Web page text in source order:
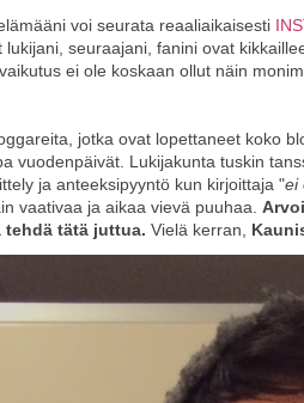
voi seurata reaaliaikaisesti
seuraajani, fanini ovat
ei ole koskaan ollut näin
jotka ovat lopettaneet koko
vuodenpäivät. Lukijakunta tuskin
ja anteeksipyyntö kun kirjoittaja "ei
vaativaa ja aikaa vievä puuhaa.
tätä juttua. Vielä kerran,